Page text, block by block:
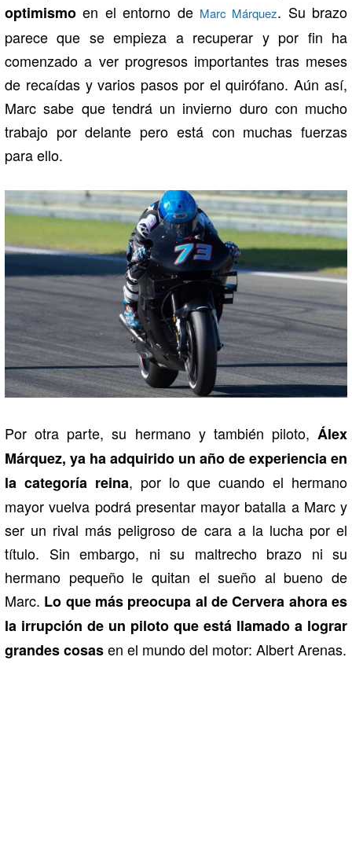
optimismo en el entorno de Marc Márquez. Su brazo
parece que se empieza a recuperar y por fin ha
comenzado a ver progresos importantes tras meses
de recaídas y varios pasos por el quirófano. Aún así,
Marc sabe que tendrá un invierno duro con mucho
trabajo por delante pero está con muchas fuerzas
para ello.
Por otra parte, su hermano y también piloto, Álex
Márquez, ya ha adquirido un año de experiencia en
la categoría reina, por lo que cuando el hermano
mayor vuelva podrá presentar mayor batalla a Marc y
ser un rival más peligroso de cara a la lucha por el
título. Sin embargo, ni su maltrecho brazo ni su
hermano pequeño le quitan el sueño al bueno de
Marc. Lo que más preocupa al de Cervera ahora es
la irrupción de un piloto que está llamado a lograr
grandes cosasen el mundo del motor: Albert Arenas.